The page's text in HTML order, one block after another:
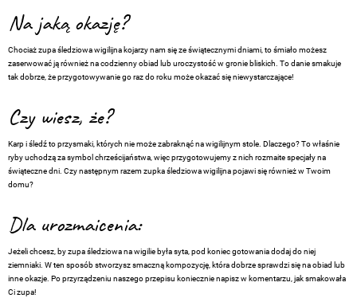
Na jaką okazję?
Chociaż zupa śledziowa wigilijna kojarzy nam się ze świątecznymi dniami, to śmiało możesz
zaserwować ją również na codzienny obiad lub uroczystość w gronie bliskich. To danie smakuje
tak dobrze, że przygotowywanie go raz do roku może okazać się niewystarczające!
Czy wiesz, że?
Karp i śledź to przysmaki, których nie może zabraknąć na wigilijnym stole. Dlaczego? To właśnie
ryby uchodzą za symbol chrześcijaństwa, więc przygotowujemy z nich rozmaite specjały na
świąteczne dni. Czy następnym razem zupka śledziowa wigilijna pojawi się również w Twoim
domu?
Dla urozmaicenia:
Jeżeli chcesz, by zupa śledziowa na wigilie była syta, pod koniec gotowania dodaj do niej
ziemniaki. W ten sposób stworzysz smaczną kompozycję, która dobrze sprawdzi się na obiad lub
inne okazje. Po przyrządzeniu naszego przepisu koniecznie napisz w komentarzu, jak smakowała
Ci zupa!